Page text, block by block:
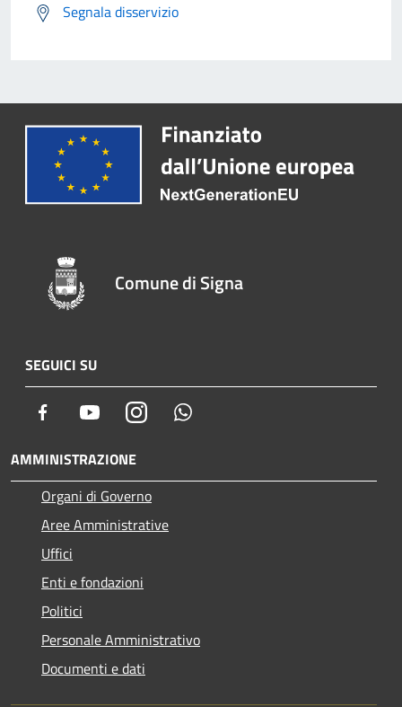
Segnala disservizio
Comune di Signa
SEGUICI SU
Facebook YoutubeInstagram
AMMINISTRAZIONE
Organi di Governo
Aree Amministrative
Uffici
Enti e fondazioni
Politici
Personale Amministrativo
Documenti e dati